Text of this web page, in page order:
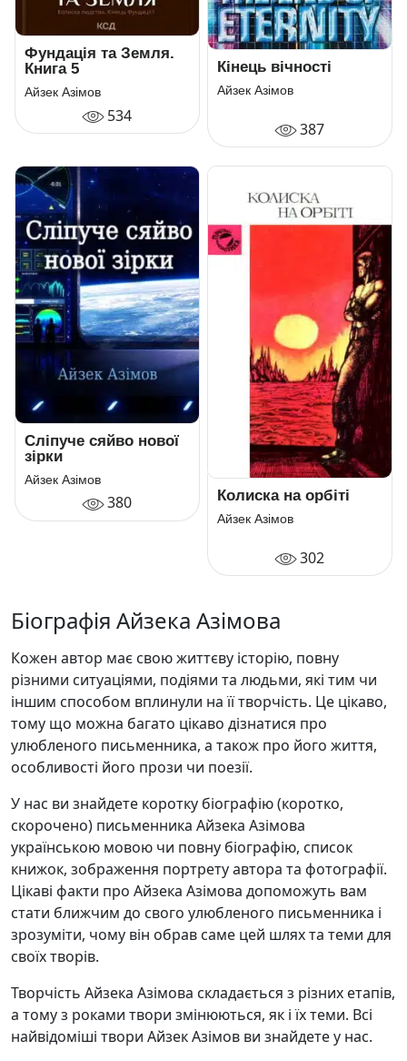
Фундація та Земля.
Книга 5
Айзек Азімов
534
Кінець вічності
Айзек Азімов
387
Сліпуче сяйво нової
зірки
Айзек Азімов
380 Колиска на орбіті
Айзек Азімов
302
Біографія Айзека Азімова
Кожен автор має свою життєву історію, повну
різними ситуаціями, подіями та людьми, які тим чи
іншим способом вплинули на її творчість. Це цікаво,
тому що можна багато цікаво дізнатися про
улюбленого письменника, а також про його життя,
особливості його прози чи поезії.
У нас ви знайдете коротку біографію (коротко,
скорочено) письменника Айзека Азімова
українською мовою чи повну біографію, список
книжок, зображення портрету автора та фотографії.
Цікаві факти про Айзека Азімова допоможуть вам
стати ближчим до свого улюбленого письменника і
зрозуміти, чому він обрав саме цей шлях та теми для
своїх творів.
Творчість Айзека Азімова складається з різних етапів,
а тому з роками твори змінюються, як і їх теми. Всі
найвідоміші твори Айзек Азімов ви знайдете у нас.